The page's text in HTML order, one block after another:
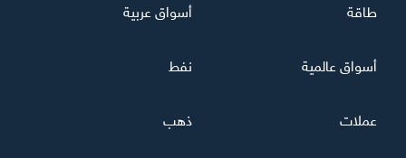
طاقة أسواق عربية
أسواق عالمية نفط
عملات ذهب